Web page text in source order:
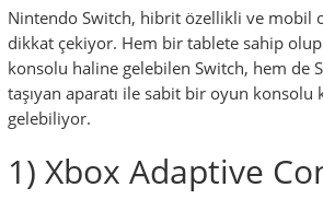
Nintendo Switch, hibrit özellikli ve mobil
dikkat çekiyor. Hem bir tablete sahip
konsolu haline gelebilen Switch, hem de
taşıyan aparatı ile sabit bir oyun konsolu
gelebiliyor.
1) Xbox Adaptive